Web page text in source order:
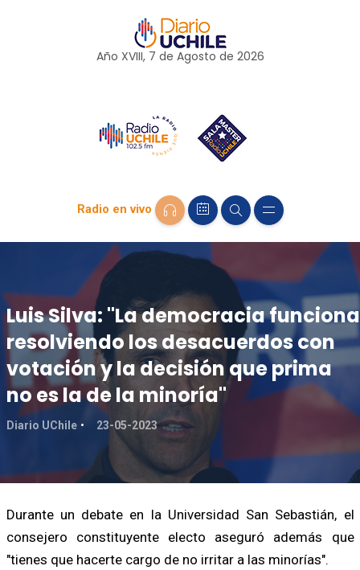
Año XVIII, 7 de Agosto de 2026
Radio en vivo
Luis Silva: "La democracia funciona
resolviendo los desacuerdos con
votación y la decisión que prima
no es la de la minoría"
Diario UChile 23-05-2023
Durante un debate en la Universidad San Sebastián, el
consejero constituyente electo aseguró además que
"tienes que hacerte cargo de no irritar a las minorías".